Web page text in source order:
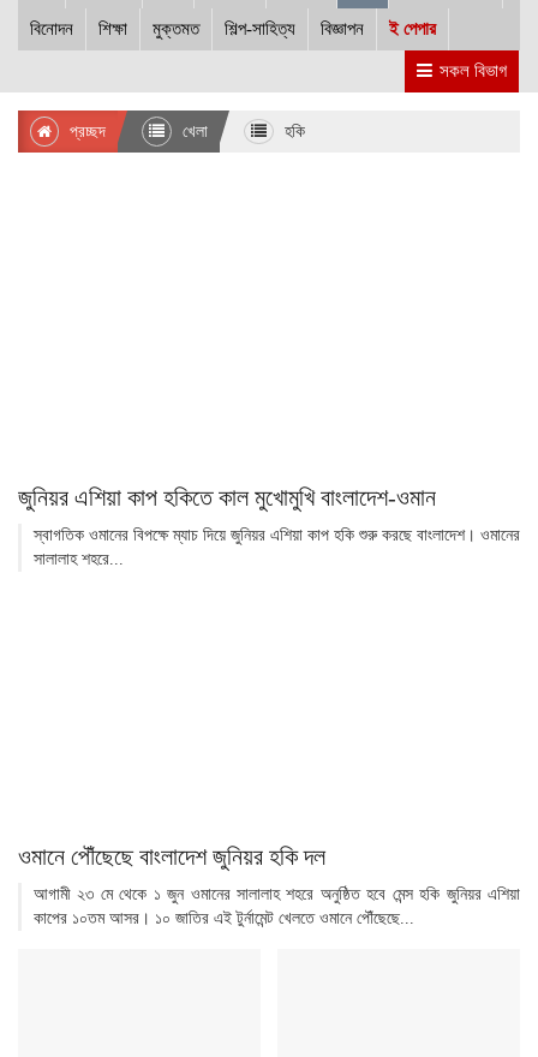
বিনোদন শিক্ষা মুক্তমত শিল্প-সাহিত্য বিজ্ঞাপন ই পেপার
সকল বিভাগ
প্রচ্ছদ খেলা হকি
জুনিয়র এশিয়া কাপ হকিতে কাল মুখোমুখি বাংলাদেশ-ওমান
স্বাগতিক ওমানের বিপক্ষে ম্যাচ দিয়ে জুনিয়র এশিয়া কাপ হকি শুরু করছে বাংলাদেশ। ওমানের
সালালাহ শহরে...
ওমানে পৌঁছেছে বাংলাদেশ জুনিয়র হকি দল
আগামী ২৩ মে থেকে ১ জুন ওমানের সালালাহ শহরে অনুষ্ঠিত হবে মেন্স হকি জুনিয়র এশিয়া
কাপের ১০তম আসর। ১০ জাতির এই টুর্নামেন্ট খেলতে ওমানে পৌঁছেছে...